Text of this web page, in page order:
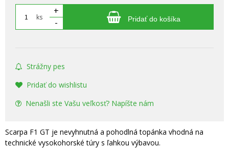
ks
+
-
Pridať do košíka
Strážny pes
Pridať do wishlistu
Nenašli ste Vašu veľkosť? Napíšte nám
Scarpa F1 GT je nevyhnutná a pohodlná topánka vhodná na
technické vysokohorské túry s ľahkou výbavou.